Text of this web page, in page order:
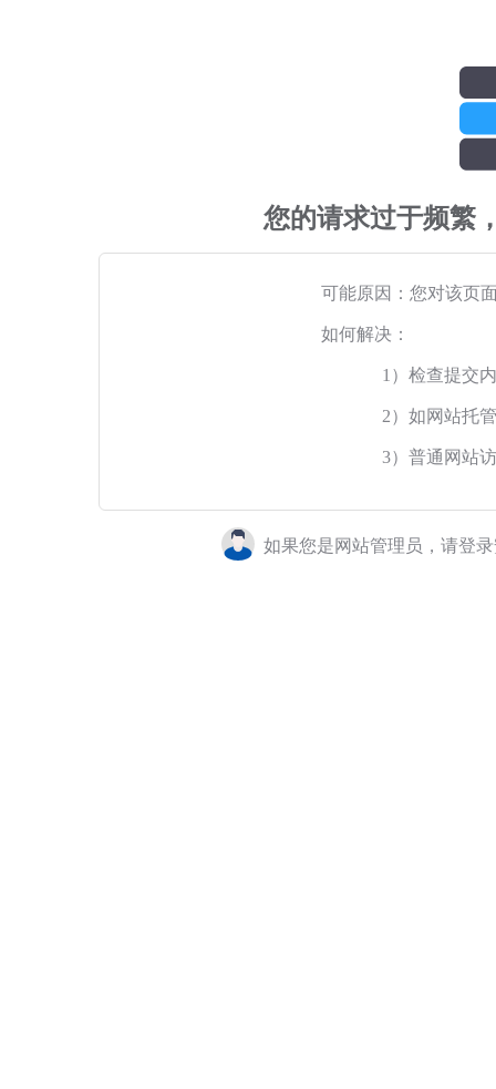
您的请求过于频繁
可能原因：您对该页
如何解决：
1）检查提交
2）如网站托
3）普通网站
如果您是网站管理员，请登